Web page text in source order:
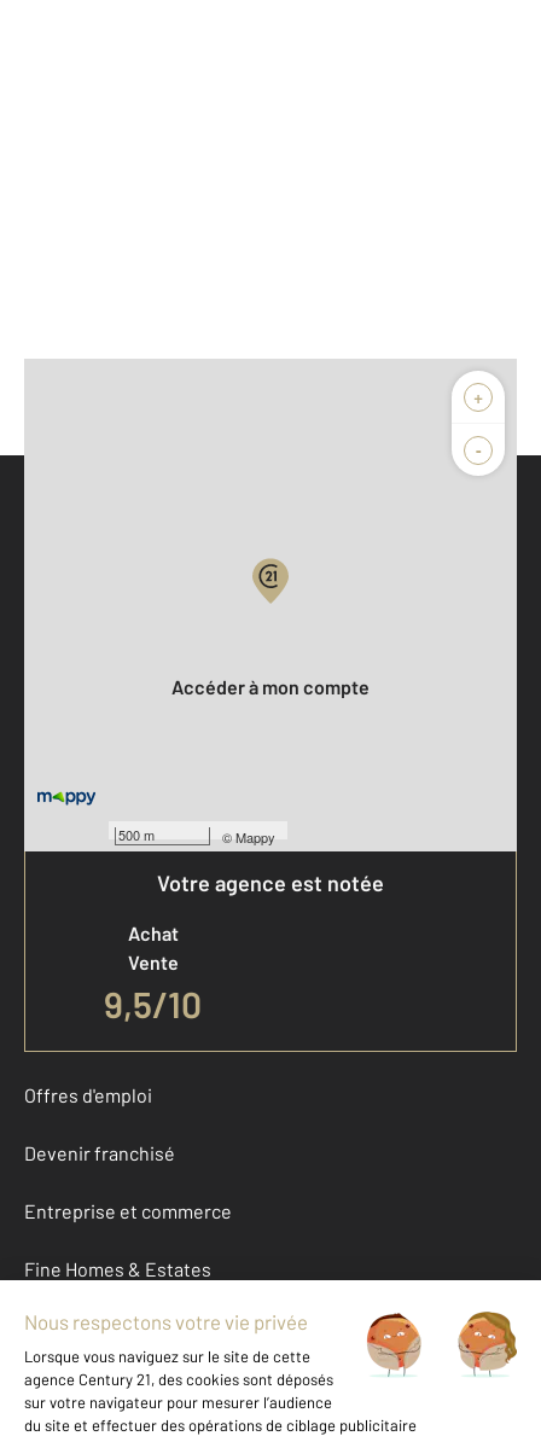
+
-
500 m ©Mappy
Accéder à mon compte
Votre agence est notée
Achat
Vente
9,5/10
Offres d'emploi
Devenir franchisé
Entreprise et commerce
Fine Homes & Estates
À propos
International